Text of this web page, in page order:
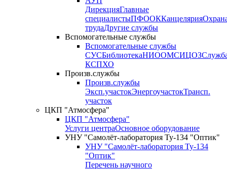
ДирекцияГлавные
специалистыПФООККанцелярия
трудаДругие службы
Вспомогательные службы
Вспомогательные службы
СУСБиблиотекаНИООМСИЦОЗ
КСПХО
Произв.службы
Произв.службы
Эксп.участокЭнергоучастокТрансп.
участок
ЦКП "Атмосфера"
ЦКП "Атмосфера"
Услуги центраОсновное оборудование
УНУ "Самолёт-лаборатория Ту-134 "Оптик"
УНУ "Самолёт-лаборатория Ту-134
"Оптик"
Перечень научного